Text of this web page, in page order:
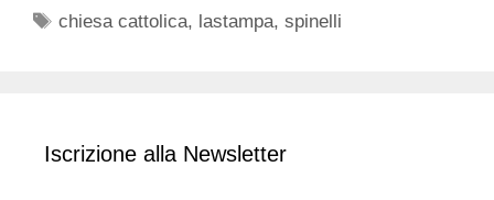
Tag
chiesa cattolica, lastampa,spinelli
Iscrizione alla Newsletter